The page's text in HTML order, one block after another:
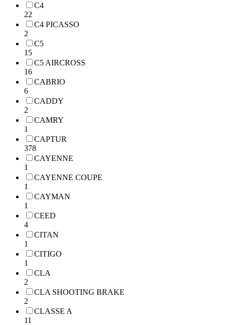
C4
22
C4 PICASSO
2
C5
15
C5 AIRCROSS
16
CABRIO
6
CADDY
2
CAMRY
1
CAPTUR
378
CAYENNE
1
CAYENNE COUPE
1
CAYMAN
1
CEED
4
CITAN
1
CITIGO
1
CLA
2
CLA SHOOTING BRAKE
2
CLASSE A
11